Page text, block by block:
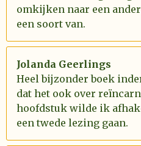
omkijken naar een
een soort van.
Jolanda Geerlings
Heel bijzonder boek
dat het ook over
hoofdstuk wilde ik
een twede lezing gaan.